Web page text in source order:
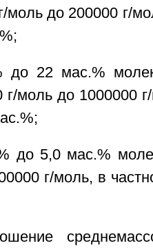
моль до 200000 г/
до 22 мас.%
г/моль до 1000000
до 5,0 мас.%
г/моль, в